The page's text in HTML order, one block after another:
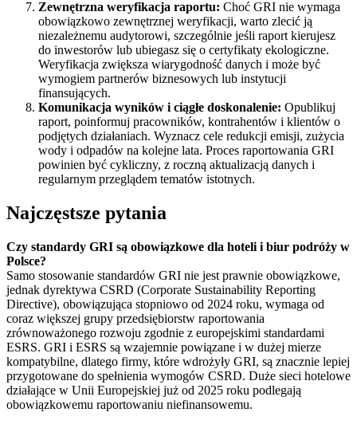
Zewnętrzna weryfikacja raportu: Choć GRI nie wymaga
obowiązkowo zewnętrznej weryfikacji, warto zlecić ją
niezależnemu audytorowi, szczególnie jeśli raport kierujesz
do inwestorów lub ubiegasz się o certyfikaty ekologiczne.
Weryfikacja zwiększa wiarygodność danych i może być
wymogiem partnerów biznesowych lub instytucji
finansujących.
Komunikacja wyników i ciągłe doskonalenie: Opublikuj
raport, poinformuj pracowników, kontrahentów i klientów o
podjętych działaniach. Wyznacz cele redukcji emisji, zużycia
wody i odpadów na kolejne lata. Proces raportowania GRI
powinien być cykliczny, z roczną aktualizacją danych i
regularnym przeglądem tematów istotnych.
Najczęstsze pytania
Czy standardy GRI są obowiązkowe dla hoteli i biur podróży w
Polsce?
Samo stosowanie standardów GRI nie jest prawnie obowiązkowe,
jednak dyrektywa CSRD (Corporate Sustainability Reporting
Directive), obowiązująca stopniowo od 2024 roku, wymaga od
coraz większej grupy przedsiębiorstw raportowania
zrównoważonego rozwoju zgodnie z europejskimi standardami
ESRS. GRI i ESRS są wzajemnie powiązane i w dużej mierze
kompatybilne, dlatego firmy, które wdrożyły GRI, są znacznie lepiej
przygotowane do spełnienia wymogów CSRD. Duże sieci hotelowe
działające w Unii Europejskiej już od 2025 roku podlegają
obowiązkowemu raportowaniu niefinansowemu.